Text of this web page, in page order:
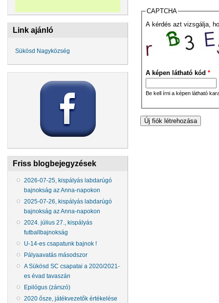
Link ajánló
Sükösd Nagyközség
Friss blogbejegyzések
2026-07-25, kispályás labdarúgó
bajnokság az Anna-napokon
2025-07-26, kispályás labdarúgó
bajnokság az Anna-napokon
2024. július 27., kispályás
futballbajnokság
U-14-es csapatunk bajnok !
Pályaavatás másodszor
A Sükösd SC csapatai a 2020/2021-
es évad tavaszán
Epilógus (zárszó)
2020 ősze, játékvezetők értékelése
CAPTCHA
A kérdés azt vizsgálja,
A képen látható kód *
Be kell írni a képen látható